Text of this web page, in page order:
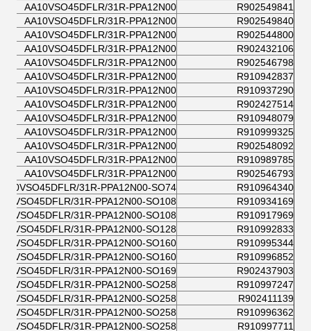
R902549841
AA10VSO45DFLR/31R-PPA12N00
R902549840
AA10VSO45DFLR/31R-PPA12N00
R902544800
AA10VSO45DFLR/31R-PPA12N00
R902432106
AA10VSO45DFLR/31R-PPA12N00
R902546798
AA10VSO45DFLR/31R-PPA12N00
R910942837
AA10VSO45DFLR/31R-PPA12N00
R910937290
AA10VSO45DFLR/31R-PPA12N00
R902427514
AA10VSO45DFLR/31R-PPA12N00
R910948079
AA10VSO45DFLR/31R-PPA12N00
R910999325
AA10VSO45DFLR/31R-PPA12N00
R902548092
AA10VSO45DFLR/31R-PPA12N00
R910989785
AA10VSO45DFLR/31R-PPA12N00
R902546793
AA10VSO45DFLR/31R-PPA12N00
R910964340
31R-PPA12N00-SO74
R910934169
31R-PPA12N00-SO108
R910917969
31R-PPA12N00-SO108
R910992833
31R-PPA12N00-SO128
R910995344
31R-PPA12N00-SO160
R910996852
31R-PPA12N00-SO160
R902437903
31R-PPA12N00-SO169
R910997247
31R-PPA12N00-SO258
R902411139
31R-PPA12N00-SO258
R910996362
31R-PPA12N00-SO258
R910997711
31R-PPA12N00-SO258